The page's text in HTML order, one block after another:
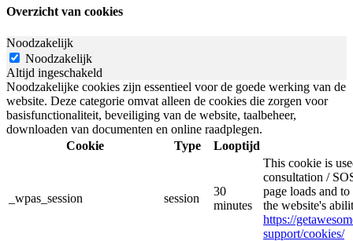
Overzicht van cookies
Noodzakelijk
Noodzakelijk
Altijd ingeschakeld
Noodzakelijke cookies zijn essentieel voor de goede werking van de
website. Deze categorie omvat alleen de cookies die zorgen voor
basisfunctionaliteit, beveiliging van de website, taalbeheer,
downloaden van documenten en online raadplegen.
Cookie
Type Looptijd
_wpas_session session
30
minutes
This cookie is
consultation /
page loads and
the website's
https://
support/cookies/